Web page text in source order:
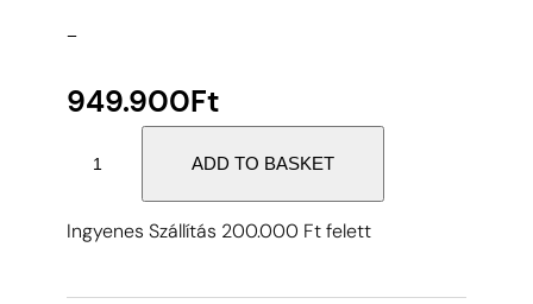
–
949.900Ft
ICBbi
Prime
ADD TO BASKET
Ingyenes Szállítás 200.000 Ft felett